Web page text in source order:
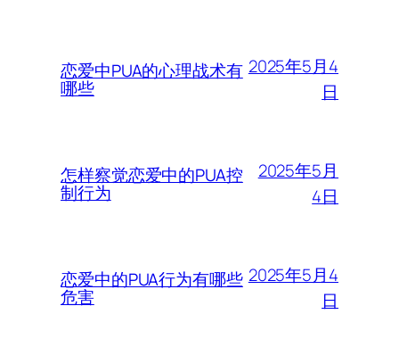
恋爱中PUA的心理战术有
哪些
2025年5月4
日
怎样察觉恋爱中的PUA控
制行为
2025年5月
4日
恋爱中的PUA行为有哪些
危害
2025年5月4
日